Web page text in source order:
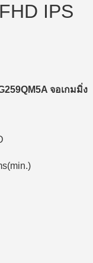
IPS
จอเกมมิ่ง